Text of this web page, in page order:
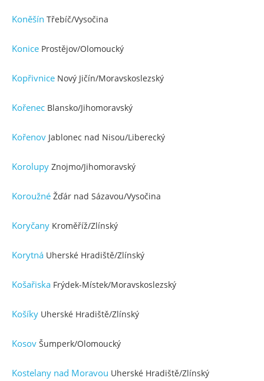
Koněšín Třebíč/Vysočina
Konice Prostějov/Olomoucký
Kopřivnice Nový Jičín/Moravskoslezský
Kořenec Blansko/Jihomoravský
Kořenov Jablonec nad Nisou/Liberecký
Korolupy Znojmo/Jihomoravský
Koroužné Žďár nad Sázavou/Vysočina
Koryčany Kroměříž/Zlínský
Korytná Uherské Hradiště/Zlínský
Košařiska Frýdek-Místek/Moravskoslezský
Košíky Uherské Hradiště/Zlínský
Kosov Šumperk/Olomoucký
Kostelany nad Moravou Uherské Hradiště/Zlínský